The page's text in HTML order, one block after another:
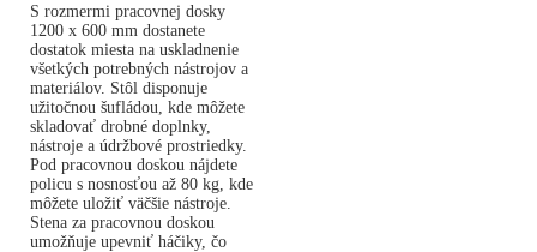
S rozmermi pracovnej dosky
1200 x 600 mm dostanete
dostatok miesta na uskladnenie
všetkých potrebných nástrojov a
materiálov. Stôl disponuje
užitočnou šufládou, kde môžete
skladovať drobné doplnky,
nástroje a údržbové prostriedky.
Pod pracovnou doskou nájdete
policu s nosnosťou až 80 kg, kde
môžete uložiť väčšie nástroje.
Stena za pracovnou doskou
umožňuje upevniť háčiky, čo